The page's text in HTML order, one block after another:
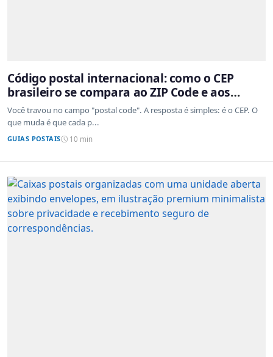
Código postal internacional: como o CEP
brasileiro se compara ao ZIP Code e aos
sistemas de outros países
Você travou no campo "postal code". A resposta é simples: é o CEP. O
que muda é que cada p...
GUIAS POSTAIS 10 min